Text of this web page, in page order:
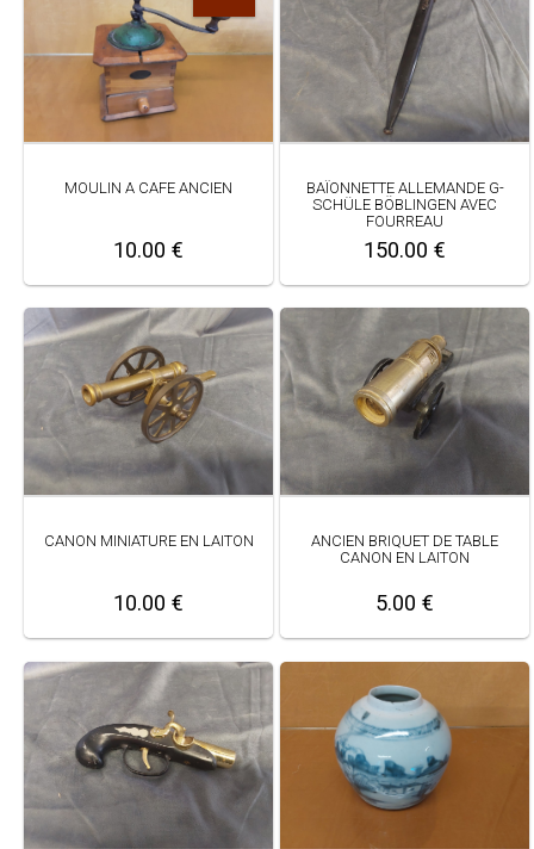
MOULIN A CAFE ANCIEN
10.00 €
BAÏONNETTE ALLEMANDE G-
SCHÜLE BÖBLINGEN AVEC
FOURREAU
150.00 €
CANON MINIATURE EN LAITON
10.00 €
ANCIEN BRIQUET DE TABLE
CANON EN LAITON
5.00 €